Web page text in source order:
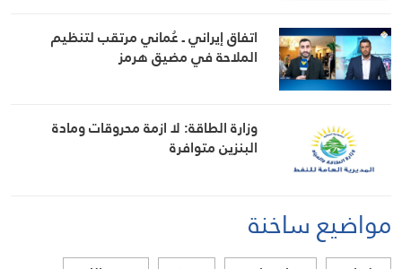
اتفاق إيراني ـ عُماني مرتقب لتنظيم
الملاحة في مضيق هرمز
وزارة الطاقة: لا ازمة محروقات ومادة
البنزين متوافرة
مواضيع ساخنة